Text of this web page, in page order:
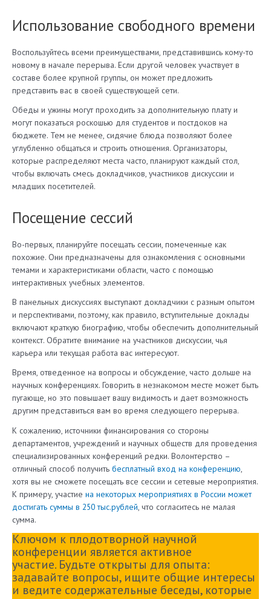
Использование свободного времени
Воспользуйтесь всеми преимуществами, представившись кому-то
новому в начале перерыва. Если другой человек участвует в
составе более крупной группы, он может предложить
представить вас в своей существующей сети.
Обеды и ужины могут проходить за дополнительную плату и
могут показаться роскошью для студентов и постдоков на
бюджете. Тем не менее, сидячие блюда позволяют более
углубленно общаться и строить отношения. Организаторы,
которые распределяют места часто, планируют каждый стол,
чтобы включать смесь докладчиков, участников дискуссии и
младших посетителей.
Посещение сессий
Во-первых, планируйте посещать сессии, помеченные как
похожие. Они предназначены для ознакомления с основными
темами и характеристиками области, часто с помощью
интерактивных учебных элементов.
В панельных дискуссиях выступают докладчики с разным опытом
и перспективами, поэтому, как правило, вступительные доклады
включают краткую биографию, чтобы обеспечить дополнительный
контекст. Обратите внимание на участников дискуссии, чья
карьера или текущая работа вас интересуют.
Время, отведенное на вопросы и обсуждение, часто дольше на
научных конференциях. Говорить в незнакомом месте может быть
пугающе, но это повышает вашу видимость и дает возможность
другим представиться вам во время следующего перерыва.
К сожалению, источники финансирования со стороны
департаментов, учреждений и научных обществ для проведения
специализированных конференций редки. Волонтерство –
отличный способ получить бесплатный вход на конференцию
хотя вы не сможете посещать все сессии и сетевые мероприятия.
К примеру, участие на некоторых мероприятиях в России может
достигать суммы в 250 тыс.рублей , что согласитесь не малая
сумма.
Ключом к плодотворной научной
конференции является активное
участие. Будьте открыты для опыта:
задавайте вопросы, ищите общие интересы
и ведите содержательные беседы, которые